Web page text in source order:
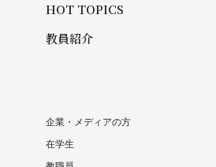
HOT TOPICS
教員紹介
企業・メディアの方
在学生